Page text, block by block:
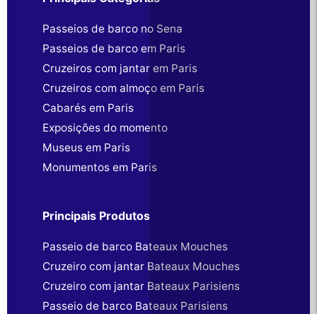
Passeios de barco no Sena
Passeios de barco em Paris
Cruzeiros com jantar em Paris
Cruzeiros com almoço em Paris
Cabarés em Paris
Exposições do momento
Museus em Paris
Monumentos em Paris
Principais Produtos
Passeio de barco Bateaux Mouches
Cruzeiro com jantar Bateaux Mouches
Cruzeiro com jantar Bateaux Parisiens
Passeio de barco Bateaux Parisiens